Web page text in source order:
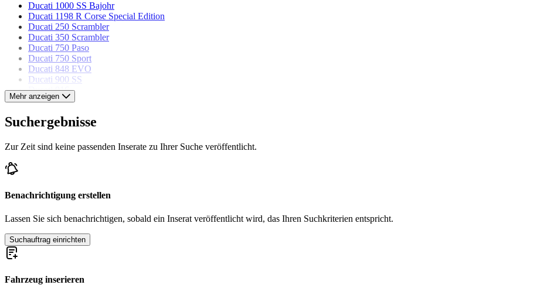
Ducati 1000 SS Bajohr
Ducati 1198 R Corse Special Edition
Ducati 250 Scrambler
Ducati 350 Scrambler
Ducati 750 Paso
Ducati 750 Sport
Ducati 848 EVO
Ducati 900 SS
Ducati 916
Ducati Cucciolo
Ducati Panigale V4 R
Mehr anzeigen
Suchergebnisse
Zur Zeit sind keine passenden Inserate zu Ihrer Suche veröffentlicht.
Benachrichtigung erstellen
Lassen Sie sich benachrichtigen, sobald ein Inserat veröffentlicht wird, das Ihren Suchkriterien entspricht.
Suchauftrag einrichten
Fahrzeug inserieren